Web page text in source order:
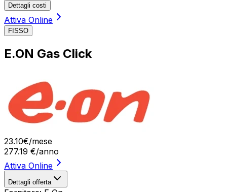
Dettagli costi
Attiva Online
FISSO
E.ON Gas Click
23.10€/mese
277.19 €/anno
Attiva Online
Dettagli offerta